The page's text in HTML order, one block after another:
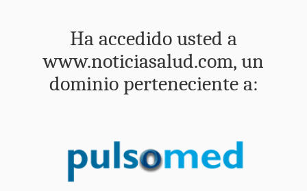
Ha accedido usted a
www.noticiasalud.com, un
dominio perteneciente a: